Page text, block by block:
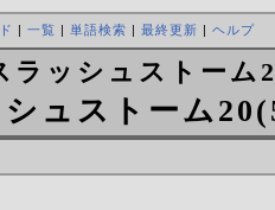
| 一覧 | 単語検索 | 最終更新 | ヘルプ
ラッシュストーム
ュストーム